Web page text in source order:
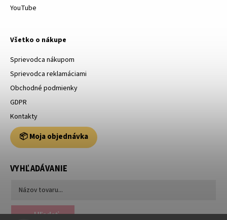
YouTube
Všetko o nákupe
Sprievodca nákupom
Sprievodca reklamáciami
Obchodné podmienky
GDPR
Kontakty
📦 Moja objednávka
VYHĽADÁVANIE
Hľadať